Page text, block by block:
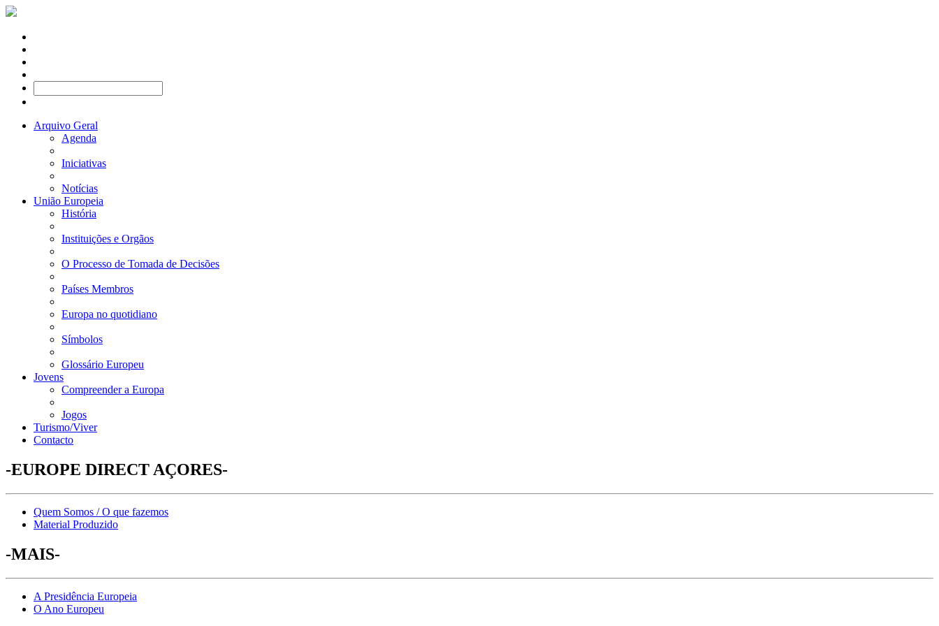
Arquivo Geral
Agenda
Iniciativas
Notícias
União Europeia
História
Instituições e Orgãos
O Processo de Tomada de Decisões
Países Membros
Europa no quotidiano
Símbolos
Glossário Europeu
Jovens
Compreender a Europa
Jogos
Turismo/Viver
Contacto
-EUROPE DIRECT AÇORES-
Quem Somos / O que fazemos
Material Produzido
-MAIS-
A Presidência Europeia
O Ano Europeu